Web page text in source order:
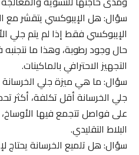
سؤال: هل الإيبوكسي يتقشر مع
الإيبوكسي فقط إذا لم يتم جلي
حال وجود رطوبة، وهذا ما
التجهيز الاحترافي بالماكينات.
سؤال: ما هي ميزة جلي الخرسانة
جلي الخرسانة أقل تكلفة، أكثر تحملاً
على فواصل تتجمع فيها الأوساخ،
البلاط التقليدي.
سؤال: هل تلميع الخرسانة يحتاج